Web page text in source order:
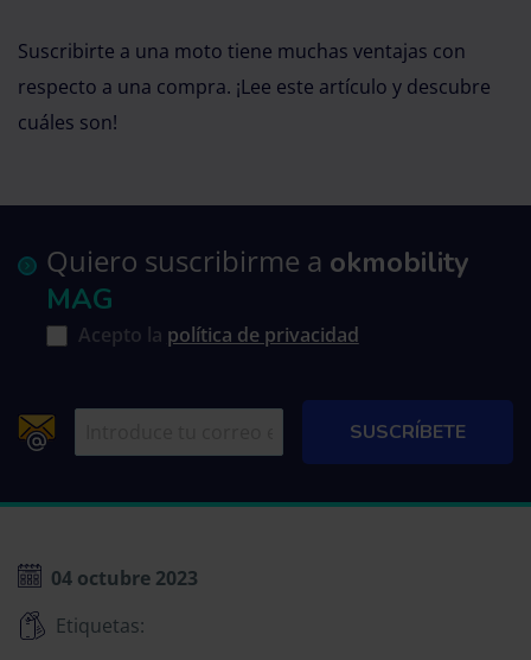
Suscribirte a una moto tiene muchas ventajas con
respecto a una compra. ¡Lee este artículo y descubre
cuáles son!
Quiero suscribirme a okmobility
MAG
Acepto la política de privacidad
04 octubre 2023
Etiquetas: